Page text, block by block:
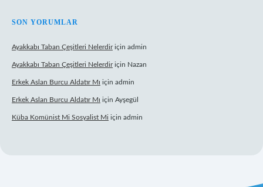
SON YORUMLAR
Ayakkabı Taban Çeşitleri Nelerdiriçin admin
Ayakkabı Taban Çeşitleri Nelerdiriçin Nazan
Erkek Aslan Burcu Aldatır Mı için admin
Erkek Aslan Burcu Aldatır Mı için Ayşegül
Küba Komünist Mi Sosyalist Mi için admin